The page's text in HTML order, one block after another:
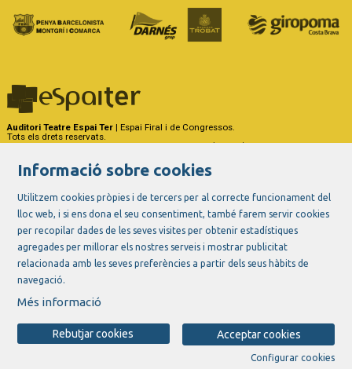
Auditori Teatre Espai Ter | Espai Firal i de Congressos.
Tots els drets reservats.
Carrer del Riu Ter, 29 - 17257 Torroella de Montgrí (Girona)
Link a instagram
Link a youtube
Link a twitter
Link a facebook
Informació sobre cookies
Utilitzem cookies pròpies i de tercers per al correcte funcionament del
lloc web, i si ens dona el seu consentiment, també farem servir cookies
per recopilar dades de les seves visites per obtenir estadístiques
agregades per millorar els nostres serveis i mostrar publicitat
relacionada amb les seves preferències a partir dels seus hàbits de
navegació.
Més informació
Acceptar cookies
Rebutjar cookies
Configurar cookies